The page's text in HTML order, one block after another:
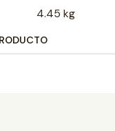
4.45 kg